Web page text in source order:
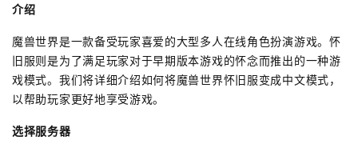
介绍
魔兽世界是一款备受玩家喜爱的大型多人在线角色扮演游戏。怀
旧服则是为了满足玩家对于早期版本游戏的怀念而推出的一种游
戏模式。我们将详细介绍如何将魔兽世界怀旧服变成中文模式，
以帮助玩家更好地享受游戏。
选择服务器